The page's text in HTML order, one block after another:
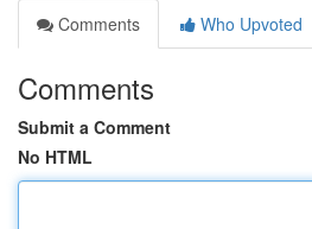
Comments
Who Upvoted
Comments
Submit a Comment
No HTML